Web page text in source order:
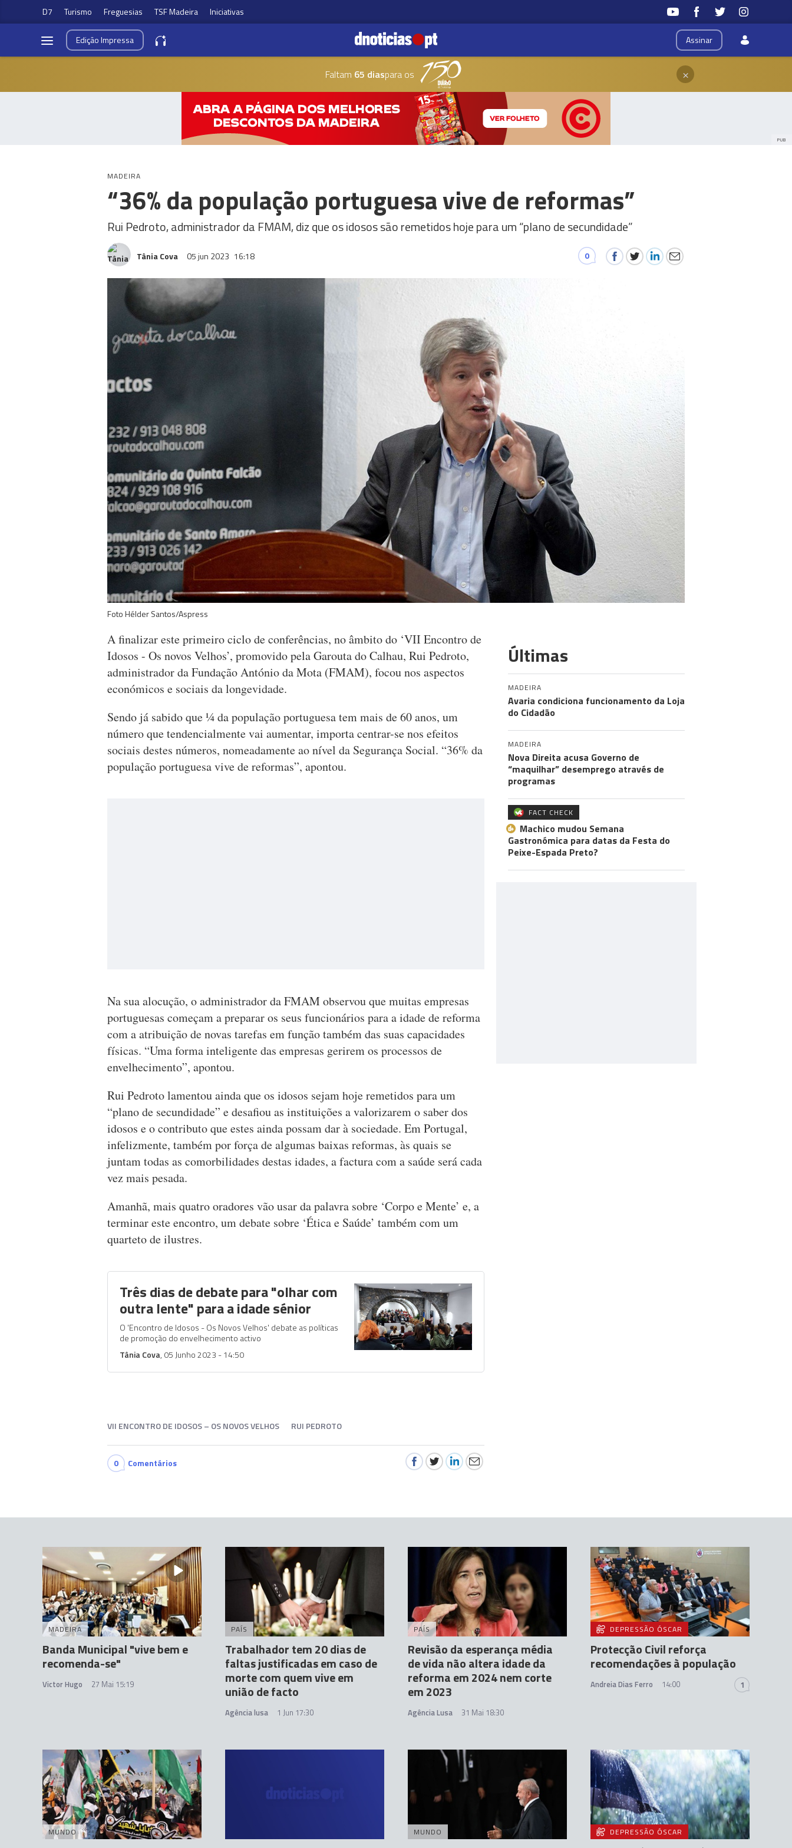
D7 Turismo Freguesias TSF Madeira Iniciativas
Assinar
EdiçãoImpressa
Faltam 65 diaspara os ×
PUB
MADEIRA
“36% da população portuguesa vive de reformas”
Rui Pedroto, administrador da FMAM, diz que os idosos são remetidos hoje para um “plano de secundidade”
Tânia Cova 05 jun 2023 16:18 0
Foto Hélder Santos/Aspress
A finalizar este primeiro ciclo de conferências, no âmbito do ‘VII Encontro de
Idosos - Os novos Velhos’, promovido pela Garouta do Calhau, Rui Pedroto,
administrador da Fundação António da Mota (FMAM), focou nos aspectos
económicos e sociais da longevidade.
Sendo já sabido que ¼ da população portuguesa tem mais de 60 anos, um
número que tendencialmente vai aumentar, importa centrar-se nos efeitos
sociais destes números, nomeadamente ao nível da Segurança Social. “36% da
população portuguesa vive de reformas”, apontou.
Na sua alocução, o administrador da FMAM observou que muitas empresas
portuguesas começam a preparar os seus funcionários para a idade de reforma
com a atribuição de novas tarefas em função também das suas capacidades
físicas. “Uma forma inteligente das empresas gerirem os processos de
envelhecimento”, apontou.
Rui Pedroto lamentou ainda que os idosos sejam hoje remetidos para um
“plano de secundidade” e desafiou as instituições a valorizarem o saber dos
idosos e o contributo que estes ainda possam dar à sociedade. Em Portugal,
infelizmente, também por força de algumas baixas reformas, às quais se
juntam todas as comorbilidades destas idades, a factura com a saúde será cada
vez mais pesada.
Amanhã, mais quatro oradores vão usar da palavra sobre ‘Corpo e Mente’ e, a
terminar este encontro, um debate sobre ‘Ética e Saúde’ também com um
quarteto de ilustres.
Três dias de debate para "olhar com
outra lente" para a idade sénior
O 'Encontro de Idosos - Os Novos Velhos' debate as políticas
de promoção do envelhecimento activo
Tânia Cova, 05 Junho 2023 - 14:50
VII ENCONTRO DE IDOSOS – OS NOVOS VELHOS RUI PEDROTO
0 Comentários
Últimas
MADEIRA
Avaria condiciona funcionamento da Loja
do Cidadão
MADEIRA
Nova Direita acusa Governo de
“maquilhar” desemprego através de
programas
FACT CHECK
Machico mudou Semana
Gastronómica para datas da Festa do
Peixe-Espada Preto?
MADEIRA
Banda Municipal "vive bem e
recomenda-se"
Victor Hugo 27 Mai 15:19
PAÍS
Trabalhador tem 20 dias de
faltas justificadas em caso de
morte com quem vive em
união de facto
Agência lusa 1 Jun 17:30
PAÍS
Revisão da esperança média
de vida não altera idade da
reforma em 2024 nem corte
em 2023
Agência Lusa 31 Mai 18:30
DEPRESSÃO ÓSCAR
Protecção Civil reforça
recomendações à população
Andreia Dias Ferro 14:00 1
MUNDO MUNDO DEPRESSÃO ÓSCAR